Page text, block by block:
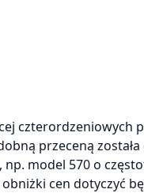
czterordzeniowych
przeceną
model 570 o
cen dotyczyć